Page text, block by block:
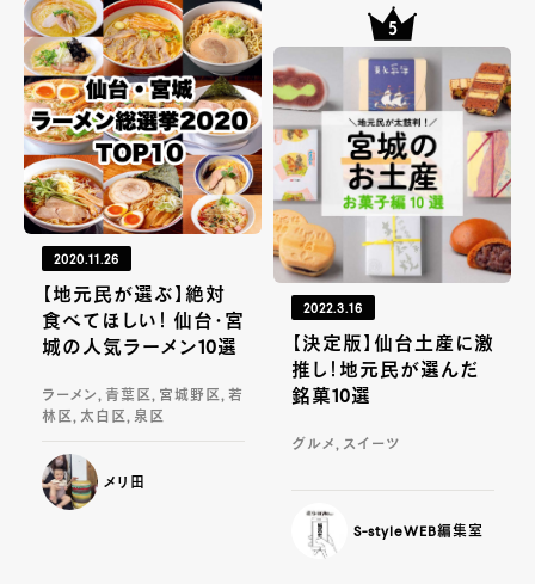
2020.11.26
【地元民が選ぶ】絶対
食べてほしい！ 仙台・宮
城の人気ラーメン10選
ラーメン, 青葉区, 宮城野区, 若
林区, 太白区, 泉区
メリ田
2022.3.16
【決定版】仙台土産に激
推し！地元民が選んだ
銘菓10選
グルメ, スイーツ
S-styleWEB編集室